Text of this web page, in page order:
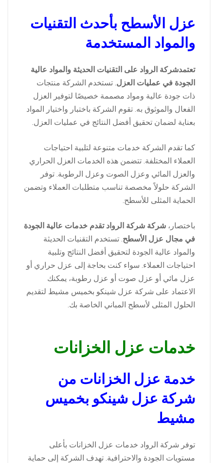
عزل الأسطح بأحدث التقنيات
والمواد المستخدمة
تعتمدشركة الرواد على التقنيات الحديثة والمواد عالية
الجودة في عمليات العزل. تستخدم الشركة منتجات
ذات جودة عالية ومواد مصممة خصيصًا لتوفير العزل
الفعال والموثوق به. تقوم الشركة باختبار واختيار المواد
بعناية لضمان تحقيق أفضل النتائج في عمليات العزل.
كما تقدم الشركة خدمات متنوعة لتلبية احتياجات
العملاء المختلفة. تتضمن هذه الخدمات العزل الحراري
والعزل المائي وعزل الصوت وعزل الرطوبة. توفر
الشركة حلولاً مخصصة تناسب متطلبات العملاء وتضمن
الحماية المثلى للأسطح.
باختصار، شركة شركة الرواد تقدم خدمات عالية الجودة
في مجال عزل الأسطح. تستخدم التقنيات الحديثة
والمواد عالية الجودة لتحقيق أفضل النتائج وتلبية
احتياجات العملاء. سواء كنت بحاجة إلى عزل حراري أو
عزل مائي أو عزل صوت أو عزل رطوبة، يمكنك
الاعتماد على شركة عزل شينكو بخميس مشيط لتقديم
الحلول المثلى لأسطح المباني الخاصة بك.
خدمات عزل الخزانات
خدمة عزل الخزانات من
شركة عزل شينكو بخميس
مشيط
توفر شركة الرواد خدمات عزل الخزانات بأعلى
مستويات الجودة والاحترافية. تهدف الشركة إلى حماية